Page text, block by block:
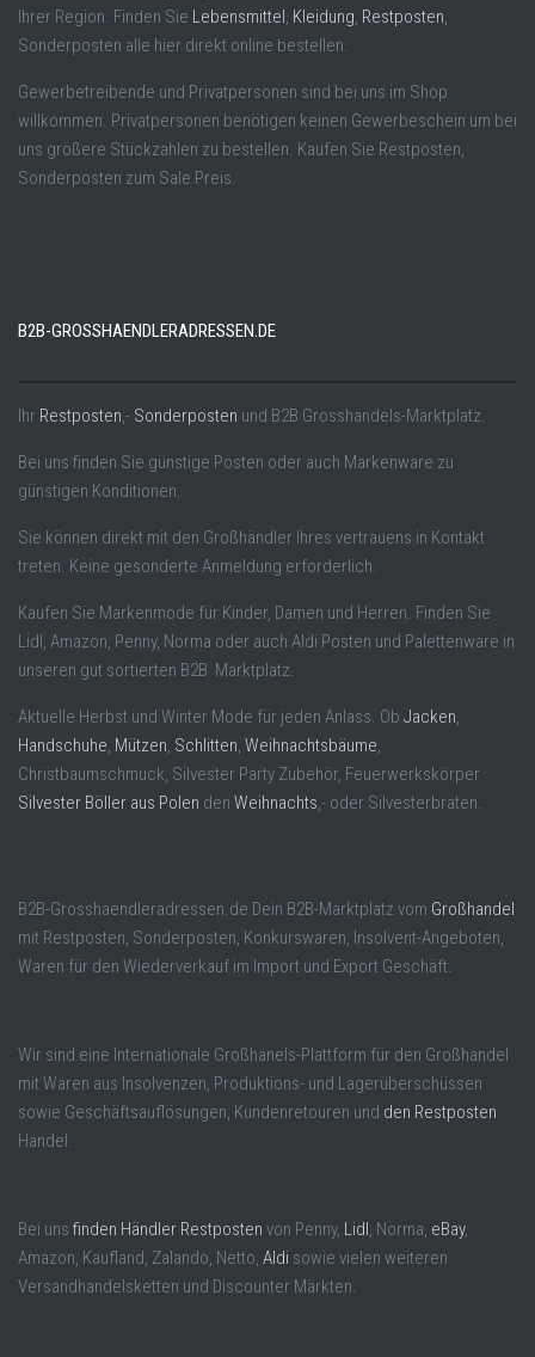
Ihrer Region. Finden Sie Lebensmittel Kleidung Restposten
Sonderposten alle hier direkt online bestellen.
Gewerbetreibende und Privatpersonen sind bei uns im Shop
willkommen. Privatpersonen benötigen keinen Gewerbeschein um bei
uns größere Stückzahlen zu bestellen. Kaufen Sie Restposten,
Sonderposten zum Sale Preis.
B2B-GROSSHAENDLERADRESSEN.DE
Ihr Restposten ,- Sonderposten und B2B Grosshandels-Marktplatz.
Bei uns finden Sie günstige Posten oder auch Markenware zu
günstigen Konditionen.
Sie können direkt mit den Großhändler Ihres vertrauens in Kontakt
treten. Keine gesonderte Anmeldung erforderlich.
Kaufen Sie Markenmode für Kinder, Damen und Herren. Finden Sie
Lidl, Amazon, Penny, Norma oder auch Aldi Posten und Palettenware in
unseren gut sortierten B2B Marktplatz.
Aktuelle Herbst und Winter Mode für jeden Anlass. Ob Jacken
Handschuhe Mützen Schlitten Weihnachtsbäume
Christbaumschmuck, Silvester Party Zubehör, Feuerwerkskörper
Silvester Böller aus Polen den Weihnachts ,- oder Silvesterbraten.
B2B-Grosshaendleradressen.de Dein B2B-Marktplatz vom Großhandel
mit Restposten, Sonderposten, Konkurswaren, Insolvent-Angeboten,
Waren für den Wiederverkauf im Import und Export Geschäft.
Wir sind eine Internationale Großhanels-Plattform für den Großhandel
mit Waren aus Insolvenzen, Produktions- und Lagerüberschüssen
sowie Geschäftsauflösungen, Kundenretouren und den Restposten
Handel.
Bei uns finden Händler Restposten von Penny, Lidl , Norma, eBay,
Amazon, Kaufland, Zalando, Netto, Aldi sowie vielen weiteren
Versandhandelsketten und Discounter Märkten.